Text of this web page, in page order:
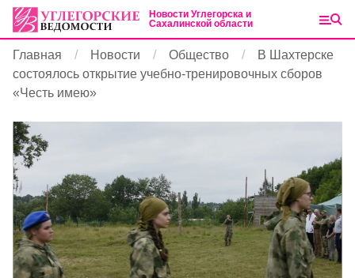
Новости Углегорска и
Сахалинской области
Главная Новости Общество
В Шахтерске
состоялось открытие учебно-тренировочных сборов
«Честь имею»